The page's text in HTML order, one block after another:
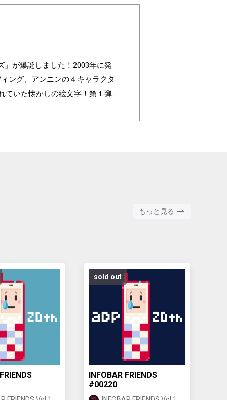
」が爆誕しました！2003年に発
ング、アンニンの４キャラクタ
ていた懐かしの絵文字！第１弾
created to commemorate the 20t
もっと見る
sold out
INFOBAR FRIENDS
#00220